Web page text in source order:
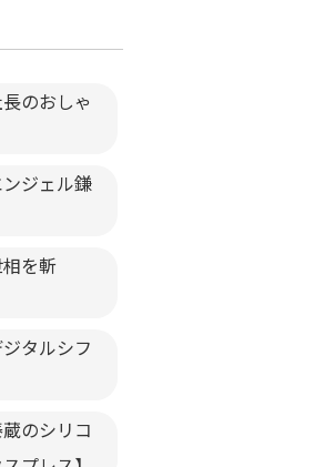
のおしゃ
ジェル鎌
を斬
タルシフ
のシリコ